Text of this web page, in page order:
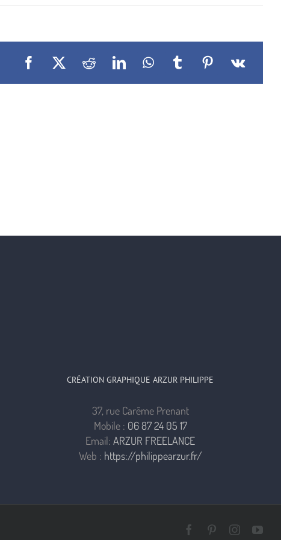
Facebook
X RedditLinkedInWhatsApp
TumblrPinterest
Vk
CRÉATION GRAPHIQUE ARZUR PHILIPPE
37, rue Carême Prenant
Mobile : 06 87 24 05 17
Email: ARZUR FREELANCE
Web : https://philippearzur.fr/
FacebookPinterest